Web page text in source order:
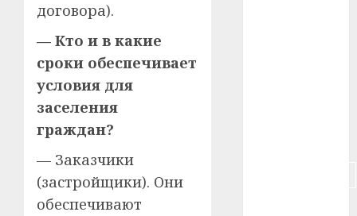
договора).
— Кто и в какие
сроки обеспечивает
условия для
заселения
граждан?
— Заказчики
(застройщики). Они
обеспечивают